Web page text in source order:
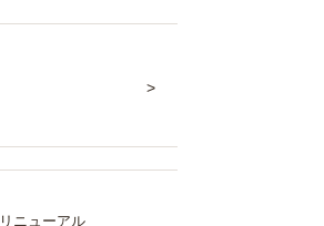
ニューアル